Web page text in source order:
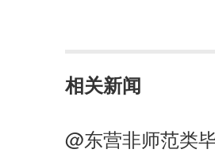
相关新闻
@东营非师范类